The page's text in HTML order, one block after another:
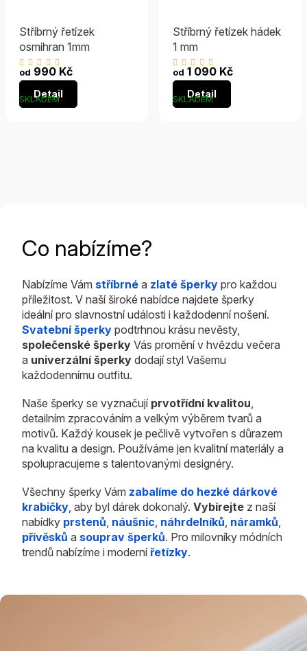
Stříbrný řetízek
osmihran 1mm
Průměrné
hodnocení
je
SKLADEM
od 990 Kč
Detail
Stříbrný řetízek hádek
1 mm
Průměrné
hodnocení
je
SKLADEM
od 1 090 Kč
Detail
Co nabízíme?
Nabízíme Vám stříbrné a zlaté šperky pro každou
příležitost. V naší široké nabídce najdete šperky
ideální pro slavnostní události i každodenní nošení.
Svatební šperky podtrhnou krásu nevěsty,
společenské šperky Vás promění v hvězdu večera
a univerzální šperky dodají styl Vašemu
každodennímu outfitu.
Naše šperky se vyznačují prvotřídní kvalitou,
detailním zpracováním a velkým výběrem tvarů a
motivů. Každý kousek je pečlivě vytvořen s důrazem
na kvalitu a design. Používáme jen kvalitní materiály a
spolupracujeme s talentovanými designéry.
Všechny šperky Vám zabalíme do hezké dárkové
krabičky, aby byl dárek dokonalý. Vybírejte z naší
nabídky prstenů, náušnic, náhrdelníků, náramků,
přívěsků a souprav šperků. Pro milovníky módních
trendů nabízíme i modernířetízky.